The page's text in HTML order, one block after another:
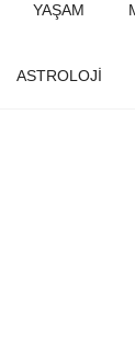
YAŞAM
ASTROLOJİ